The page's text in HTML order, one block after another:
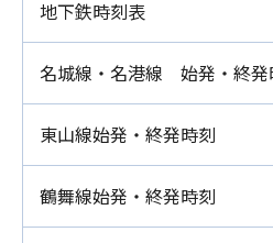
地下鉄時刻表
名城線・名港線 始発・終発
東山線始発・終発時刻
鶴舞線始発・終発時刻